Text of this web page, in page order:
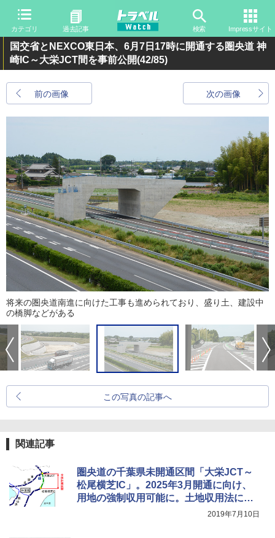
カテゴリ 過去記事 検索 Impressサイト
国交省とNEXCO東日本、6月7日17時に開通する圏央道 神
崎IC～大栄JCT間を事前公開(42/85)
前の画像 次の画像
将来の圏央道南進に向けた工事も進められており、盛り土、建設中
の橋脚などがある
この写真の記事へ
関連記事
圏央道の千葉県未開通区間「大栄JCT～
松尾横芝IC」。2025年3月開通に向け、
用地の強制収用可能に。土地収用法に基
2019年7月10日